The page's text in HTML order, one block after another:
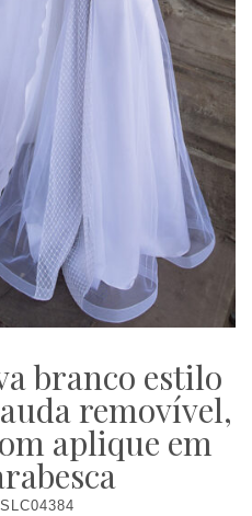
branco estilo
removível,
aplique em